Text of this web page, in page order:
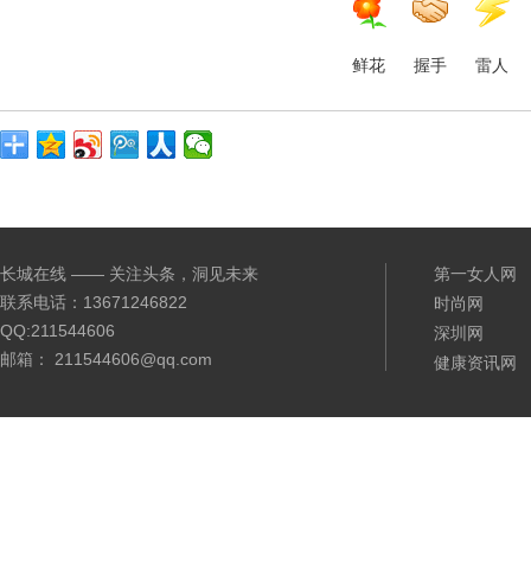
鲜花 握手 雷人
长城在线 —— 关注头条，洞见未来
联系电话：13671246822
QQ:211544606
邮箱： 211544606@qq.com
第一女人网
时尚网
深圳网
健康资讯网